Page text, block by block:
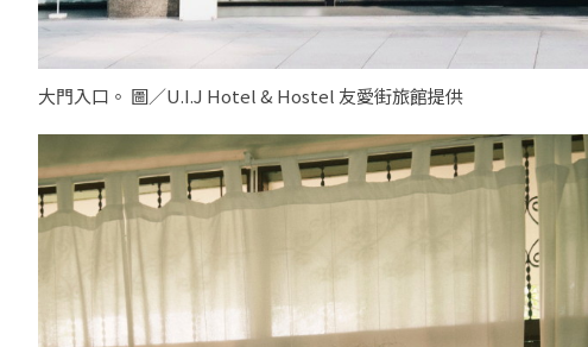
大門入口。 圖／U.I.J Hotel & Hostel 友愛街旅館提供